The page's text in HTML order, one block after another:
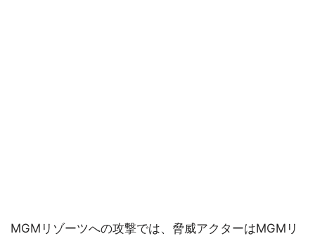
MGMリゾーツへの攻撃では、脅威アクターはMGMリ